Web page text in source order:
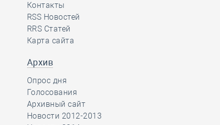
Контакты
RSS Новостей
RRS Статей
Карта сайта
Архив
Опрос дня
Голосования
Архивный сайт
Новости 2012-2013